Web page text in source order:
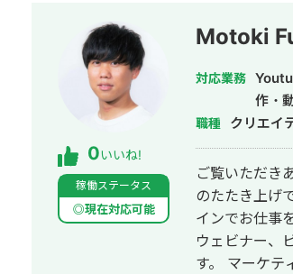
0いいね!
稼働ステータス
◎現在対応可能
Motoki
対応業務
作・
職種 クリエイ
ご覧いただき
のたたき上げ
インでお仕事
ウェビナー、
す。 マーケティングの業務も従事しておりましたので、動画を使った、CV向